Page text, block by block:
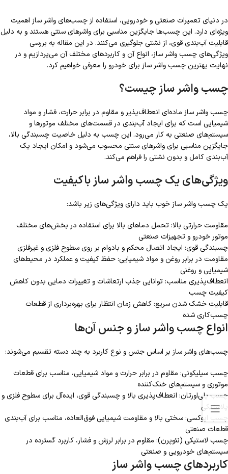
در دنیای تعمیرات صنعتی و خودرویی، استفاده از چسب‌های واشر ساز اهمیت
ویژه‌ای دارد. این چسب‌ها جایگزین مناسبی برای واشرهای سنتی هستند و به دلیل
قابلیت آب‌بندی قوی، از نشتی جلوگیری می‌کنند. در این مقاله به بررسی
ویژگی‌های چسب واشر ساز، انواع آن و کاربردهای مختلف آن می‌پردازیم و در
نهایت بهترین چسب واشر ساز برای خودرو را معرفی خواهیم کرد.
چسب واشر ساز چیست؟
چسب واشر ساز ماده‌ای انعطاف‌پذیر و مقاوم در برابر حرارت، فشار و مواد
شیمیایی است که برای ایجاد آب‌بندی در قسمت‌های مختلف موتورها و
سیستم‌های صنعتی به کار می‌رود. این چسب به دلیل خاصیت چسبندگی بالا،
جایگزین مناسبی برای واشرهای سنتی محسوب می‌شود و امکان ایجاد یک
آب‌بندی کامل و بدون نشتی را فراهم می‌کند.
ویژگی‌های یک چسب واشر ساز باکیفیت
یک چسب واشر ساز خوب باید دارای ویژگی‌های زیر باشد:
مقاومت حرارتی بالا: تحمل دماهای بالا برای استفاده در بخش‌های مختلف
موتور خودرو و تجهیزات صنعتی
چسبندگی قوی: ایجاد اتصال محکم و بادوام بر روی سطوح فلزی و غیرفلزی
مقاومت در برابر روغن و مواد شیمیایی: حفظ کیفیت و عملکرد در محیط‌های
شیمیایی و روغنی
انعطاف‌پذیری مناسب: توانایی جذب ارتعاشات و تغییرات دمایی بدون کاهش
کیفیت چسب
قابلیت خشک شدن سریع: کاهش زمان انتظار برای بهره‌برداری از قطعات
چسب‌کاری شده
انواع چسب واشر ساز و جنس آن‌ها
چسب‌های واشر ساز بر اساس جنس و نوع کاربرد به چند دسته تقسیم می‌شوند:
چسب سیلیکونی: مقاوم در برابر حرارت و مواد شیمیایی، مناسب برای قطعات
موتوری و سیستم‌های خنک‌کننده
چسب پلی‌اورتان: انعطاف‌پذیری بالا و چسبندگی قوی، ایده‌آل برای سطوح فلزی و
پلاستیکی
چسب اپوکسی: سختی بالا و مقاومت شیمیایی فوق‌العاده، مناسب برای آب‌بندی
قطعات صنعتی
چسب لاستیکی (نئوپرن): مقاوم در برابر لرزش و فشار، کاربرد گسترده در
سیستم‌های خودرویی و صنعتی
کاربردهای چسب واشر ساز